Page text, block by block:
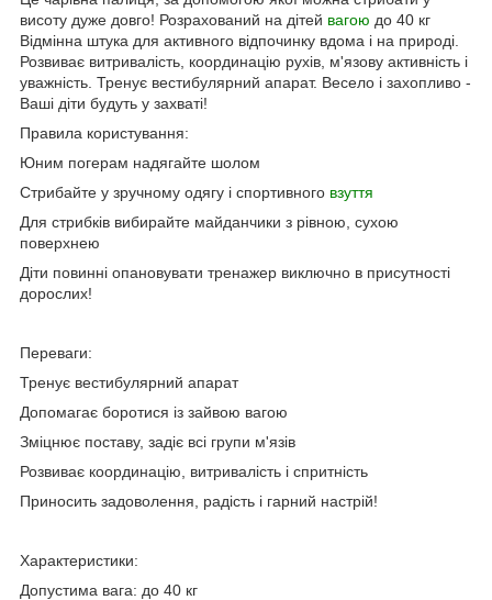
висоту дуже довго! Розрахований на дітей вагою до 40 кг
Відмінна штука для активного відпочинку вдома і на природі.
Розвиває витривалість, координацію рухів, м'язову активність і
уважність. Тренує вестибулярний апарат. Весело і захопливо -
Ваші діти будуть у захваті!
Правила користування:
Юним погерам надягайте шолом
Стрибайте у зручному одягу і спортивного взуття
Для стрибків вибирайте майданчики з рівною, сухою
поверхнею
Діти повинні опановувати тренажер виключно в присутності
дорослих!
Переваги:
Тренує вестибулярний апарат
Допомагає боротися із зайвою вагою
Зміцнює поставу, задіє всі групи м'язів
Розвиває координацію, витривалість і спритність
Приносить задоволення, радість і гарний настрій!
Характеристики:
Допустима вага: до 40 кг